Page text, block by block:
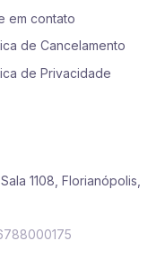
em contato
de Cancelamento
de Privacidade
1108, Florianópolis,